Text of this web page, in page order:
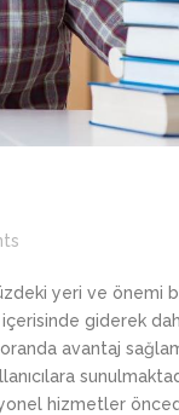
yeri ve önemi
giderek
avantaj
hizmetler